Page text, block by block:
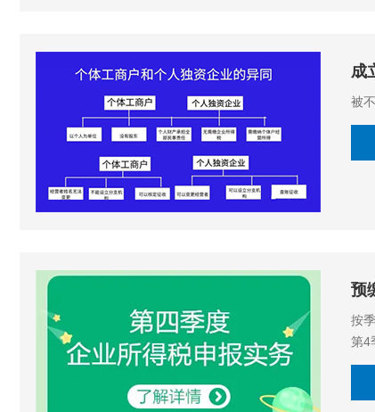
成
被
预
按
第4